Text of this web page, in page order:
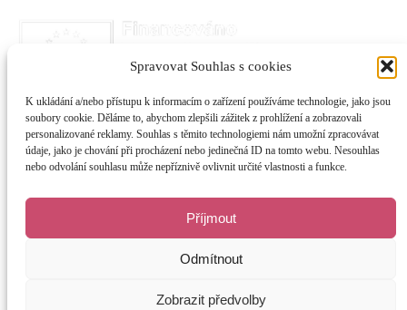
Spravovat Souhlas s cookies
K ukládání a/nebo přístupu k informacím o zařízení používáme technologie, jako jsou
soubory cookie. Děláme to, abychom zlepšili zážitek z prohlížení a zobrazovali
personalizované reklamy. Souhlas s těmito technologiemi nám umožní zpracovávat
údaje, jako je chování při procházení nebo jedinečná ID na tomto webu. Nesouhlas
nebo odvolání souhlasu může nepříznivě ovlivnit určité vlastnosti a funkce.
Příjmout
Odmítnout
Zobrazit předvolby